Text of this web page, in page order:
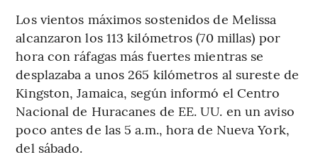
Los vientos máximos sostenidos de Melissa
alcanzaron los 113 kilómetros (70 millas) por
hora con ráfagas más fuertes mientras se
desplazaba a unos 265 kilómetros al sureste de
Kingston, Jamaica, según informó el Centro
Nacional de Huracanes de EE. UU. en un aviso
poco antes de las 5 a.m., hora de Nueva York,
del sábado.